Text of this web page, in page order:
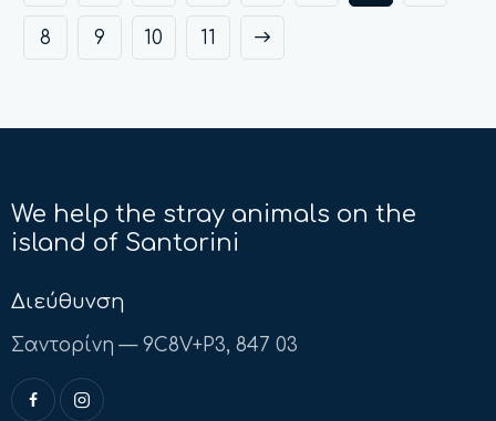
8 9 10 11
→
We help the stray animals on the
island of Santorini
Διεύθυνση
Σαντορίνη — 9C8V+P3, 847 03